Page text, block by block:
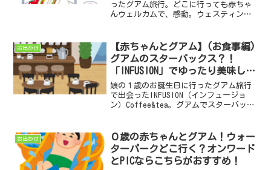
ったグアム旅行。どこに行っても赤ちゃ
んウェルカムで、感動。ウェスティンリ
可愛いスイーツのコラボレーションが最
高でした。おすすめのレストランです＾
＾
お出かけ
【赤ちゃんとグアム】(お食事編)
グアムのスターバックス？！
「INFUSION」でゆったり美味しい
時間を♪
娘の１歳のお誕生日に行ったグアム旅行
で出会ったINFUSION（インフュージョ
ン）Coffee&tea。グアムでスターバック
税店内にも店舗があるので、是非立ち寄
ってみては＾＾
お出かけ
０歳の赤ちゃんとグアム！ウォー
ターパークどこ行く？オンワード
とPICならこちらがおすすめ！